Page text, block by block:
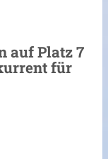
auf Platz 7
für